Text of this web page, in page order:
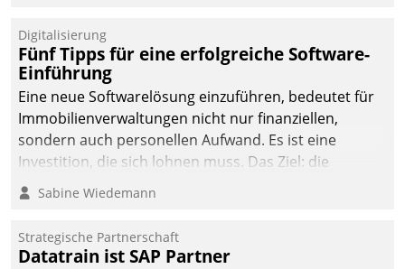
Digitalisierung
Fünf Tipps für eine erfolgreiche Software-
Einführung
Eine neue Softwarelösung einzuführen, bedeutet für
Immobilienverwaltungen nicht nur finanziellen,
sondern auch personellen Aufwand. Es ist eine
Investition, die sich lohnen muss. Das Ziel: die
nachhaltige Optimierung der Geschäftsabläufe. Damit
dieses Ziel erreicht wird, sollten einige Grundregeln
Sabine Wiedemann
Strategische Partnerschaft
Datatrain ist SAP Partner